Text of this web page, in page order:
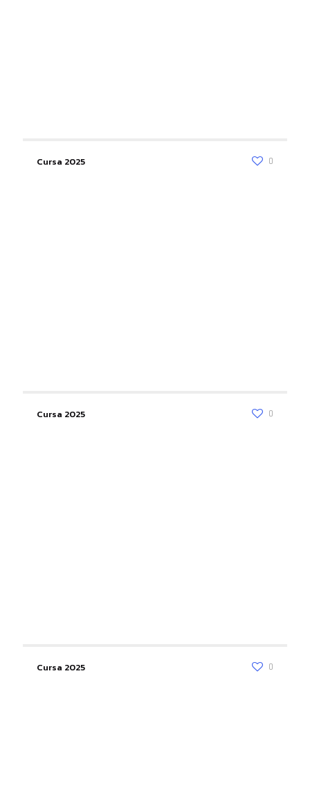
Cursa 2025 0
Cursa 2025 0
Cursa 2025 0